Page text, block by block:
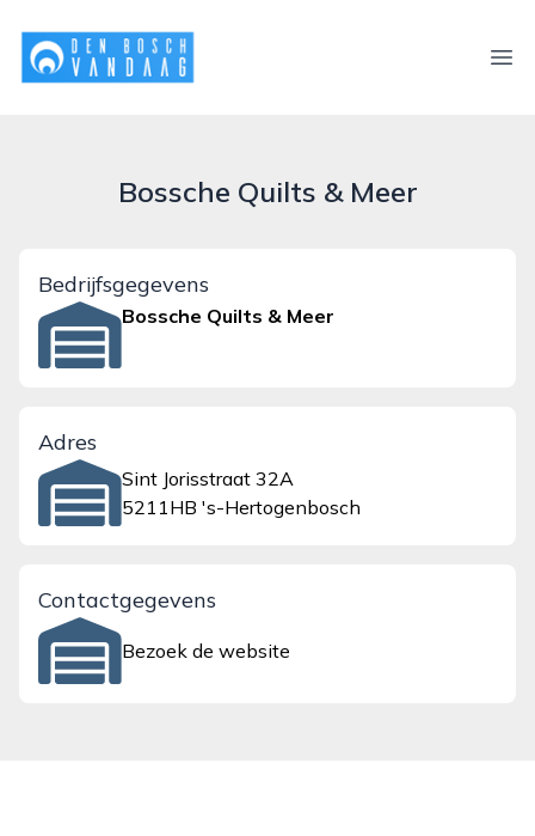
denboschvandaag.nl
Bossche Quilts & Meer
Bedrijfsgegevens
Bossche Quilts & Meer
Adres
Sint Jorisstraat 32A
5211HB 's-Hertogenbosch
Contactgegevens
Bezoek de website